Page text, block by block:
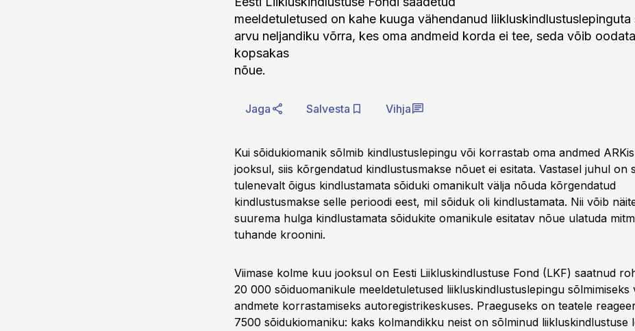
meeldetuletused on kahe kuuga vähendanud
arvu neljandiku võrra, kes oma andmeid korda ei tee, seda võib oodata
kopsakas
nõue.
Jaga Salvesta Vihja
Kui sõidukiomanik sõlmib kindlustuslepingu või korrastab oma andmed
jooksul, siis kõrgendatud kindlustusmakse nõuet ei esitata. Vastasel juhul on
tulenevalt õigus kindlustamata sõiduki omanikult välja nõuda kõrgendatud
kindlustusmakse selle perioodi eest, mil sõiduk oli kindlustamata. Nii võib
suurema hulga kindlustamata sõidukite omanikule esitatav nõue ulatuda
tuhande kroonini.
Viimase kolme kuu jooksul on Eesti Liikluskindlustuse Fond (LKF) saatnud
20 000 sõiduomanikule meeldetuletused liikluskindlustuslepingu sõlmimiseks
andmete korrastamiseks autoregistrikeskuses. Praeguseks on teatele
7500 sõidukiomaniku: kaks kolmandikku neist on sõlminud liikluskindlustuse